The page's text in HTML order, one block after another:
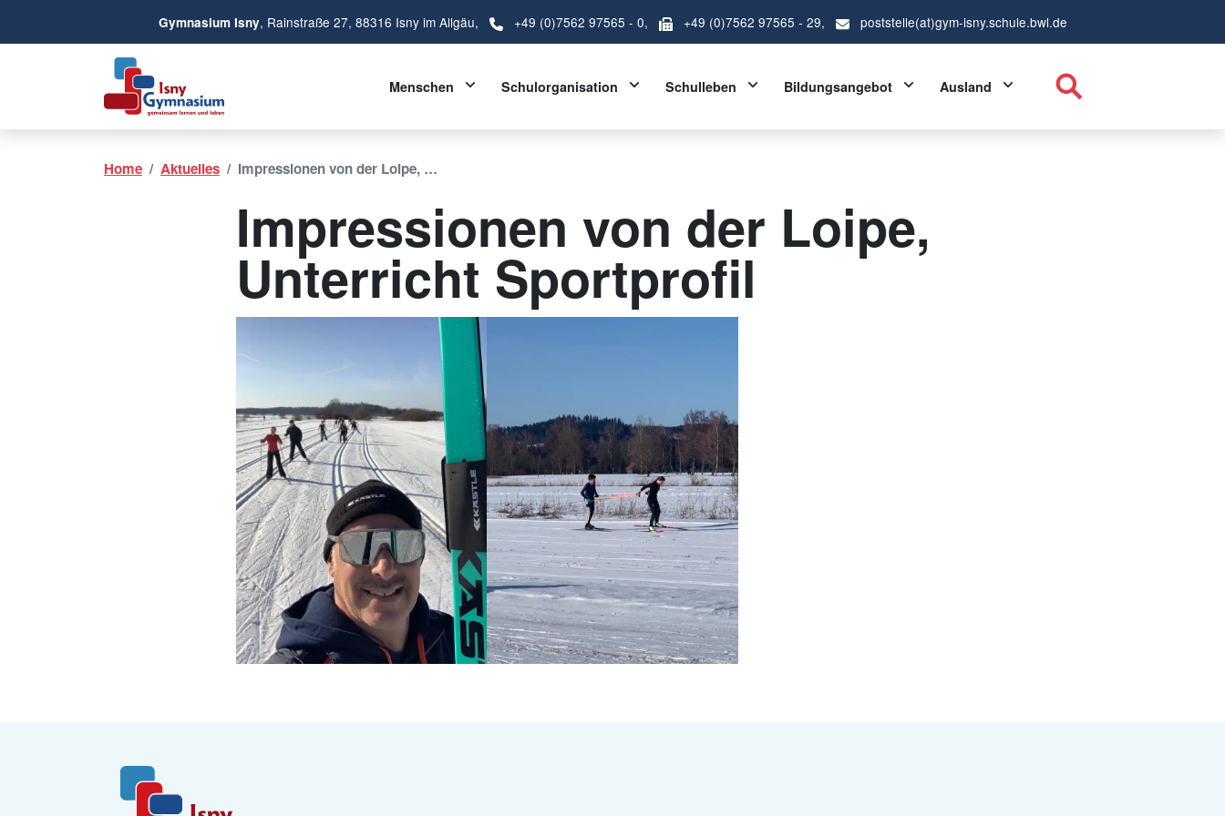
Gymnasium Isny, Rainstraße 27, 88316 Isny im Allgäu, +49 (0)7562 97565 - 0, +49 (0)7562 97565 - 29, poststelle(at)gym-isny.schule.bwl.de
Menschen Toggle Dropdown
Schulorganisation Toggle Dropdown
Schulleben Toggle Dropdown
Bildungsangebot Toggle Dropdown
Ausland Toggle Dropdown
Home Aktuelles Impressionen von der Loipe, …
Impressionen von der Loipe,
Unterricht Sportprofil